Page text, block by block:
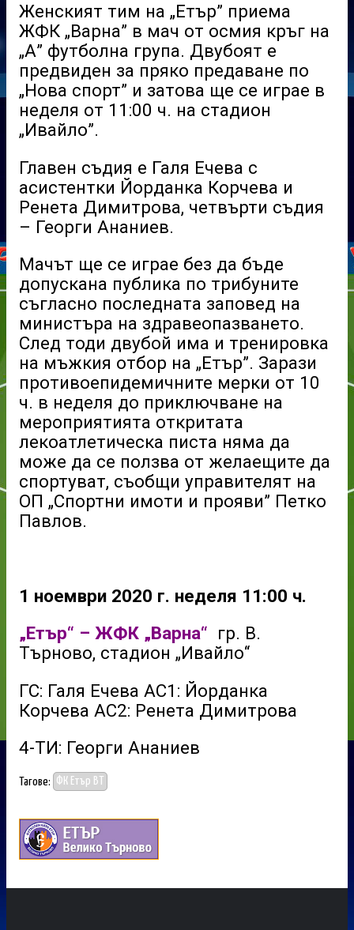
Женският тим на „Етър” приема
ЖФК „Варна” в мач от осмия кръг на
„А” футболна група. Двубоят е
предвиден за пряко предаване по
„Нова спорт” и затова ще се играе в
неделя от 11:00 ч. на стадион
„Ивайло”.
Главен съдия е Галя Ечева с
асистентки Йорданка Корчева и
Ренета Димитрова, четвърти съдия
– Георги Ананиев.
Мачът ще се играе без да бъде
допускана публика по трибуните
съгласно последната заповед на
министъра на здравеопазването.
След тоди двубой има и тренировка
на мъжкия отбор на „Етър”. Зарази
противоепидемичните мерки от 10
ч. в неделя до приключване на
мероприятията откритата
лекоатлетическа писта няма да
може да се ползва от желаещите да
спортуват, съобщи управителят на
ОП „Спортни имоти и прояви” Петко
Павлов.
1 ноември 2020 г. неделя 11:00 ч.
„Етър“ – ЖФК „Варна“ гр. В.
Търново, стадион „Ивайло“
ГС: Галя Ечева АС1: Йорданка
Корчева АС2: Ренета Димитрова
4-ТИ: Георги Ананиев
Тагове: ФК Етър ВТ